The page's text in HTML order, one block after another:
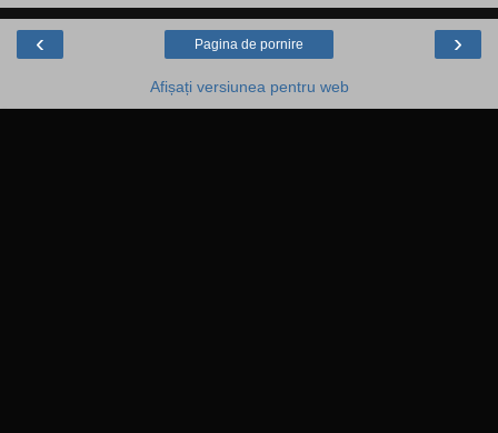
‹ ›
Pagina de pornire
Afișați versiunea pentru web